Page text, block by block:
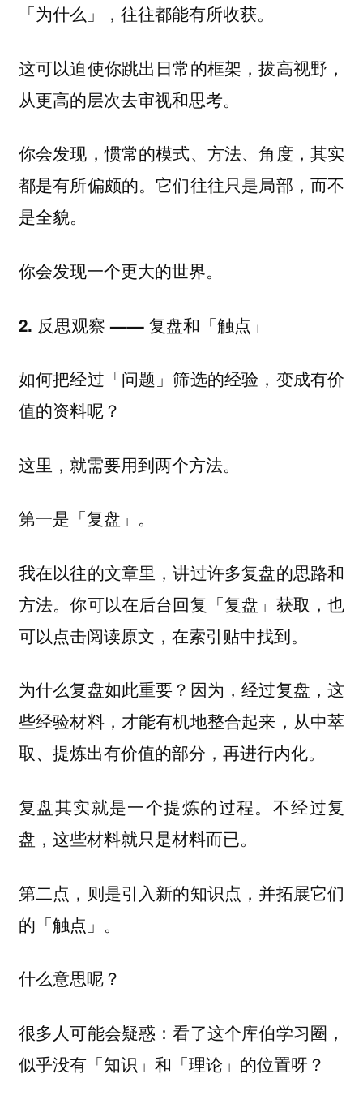
「为什么」，往往都能有所收获。
这可以迫使你跳出日常的框架，拔高视野，
从更高的层次去审视和思考。
你会发现，惯常的模式、方法、角度，其实
都是有所偏颇的。它们往往只是局部，而不
是全貌。
你会发现一个更大的世界。
2. 反思观察 —— 复盘和「触点」
如何把经过「问题」筛选的经验，变成有价
值的资料呢？
这里，就需要用到两个方法。
第一是「复盘」。
我在以往的文章里，讲过许多复盘的思路和
方法。你可以在后台回复「复盘」获取，也
可以点击阅读原文，在索引贴中找到。
为什么复盘如此重要？因为，经过复盘，这
些经验材料，才能有机地整合起来，从中萃
取、提炼出有价值的部分，再进行内化。
复盘其实就是一个提炼的过程。不经过复
盘，这些材料就只是材料而已。
第二点，则是引入新的知识点，并拓展它们
的「触点」。
什么意思呢？
很多人可能会疑惑：看了这个库伯学习圈，
似乎没有「知识」和「理论」的位置呀？